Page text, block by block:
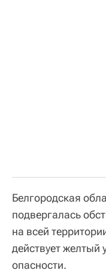
Белгородская
подвергалась
на всей
действует желтый
опасности.